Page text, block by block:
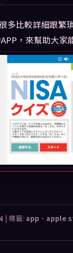
多比較詳細跟繁
，來幫助大家
| 標籤: app 、 apple